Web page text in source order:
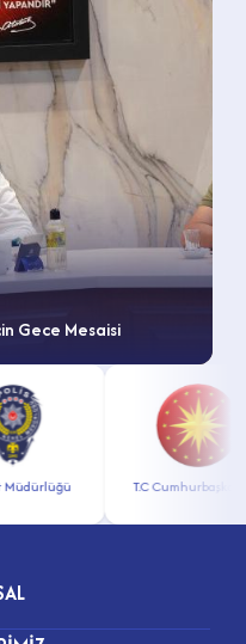
Gece Mesaisi
T.C Cumhurbaşkanlığı